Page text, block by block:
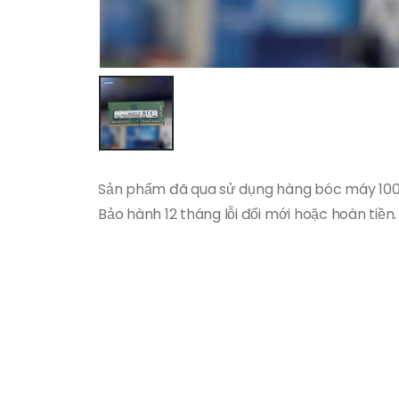
Sản phẩm đã qua sử dụng hàng bóc máy
Bảo hành 12 tháng lỗi đổi mới hoặc hoàn tiền.